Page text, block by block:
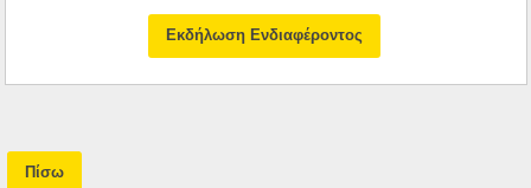
Εκδήλωση Ενδιαφέροντος
Πίσω